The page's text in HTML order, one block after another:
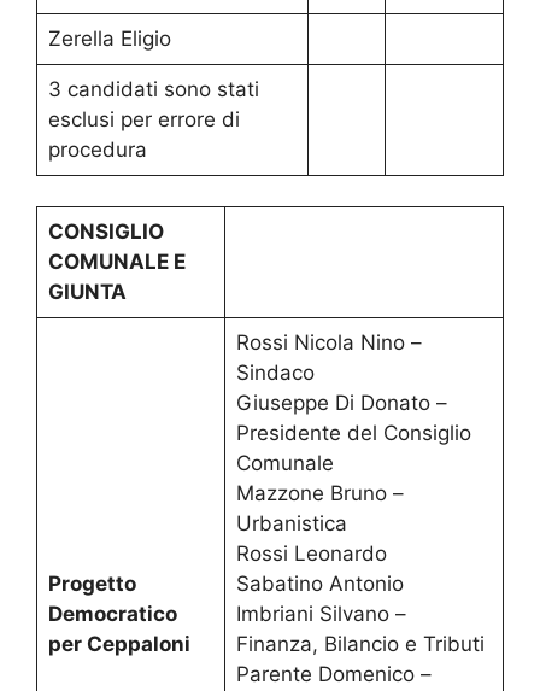
Zerella Eligio
3 candidati sono stati
esclusi per errore di
procedura
CONSIGLIO
COMUNALE E
GIUNTA
Progetto
Democratico
per Ceppaloni
Rossi Nicola Nino –
Sindaco
Giuseppe Di Donato –
Presidente del Consiglio
Comunale
Mazzone Bruno –
Urbanistica
Rossi Leonardo
Sabatino Antonio
Imbriani Silvano –
Finanza, Bilancio e Tributi
Parente Domenico –